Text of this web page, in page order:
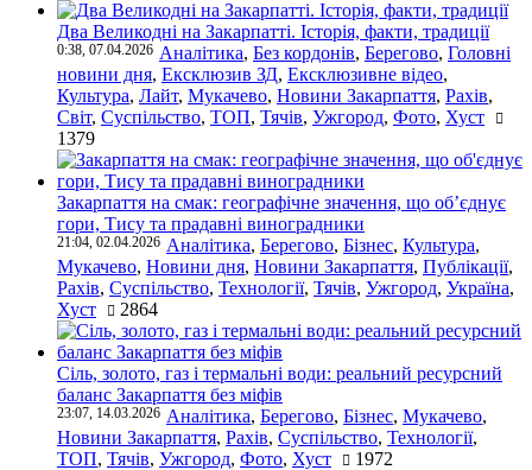
Два Великодні на Закарпатті. Історія, факти, традиції
0:38, 07.04.2026 Аналітика, Без кордонів, Берегово, Головні
новини дня, Ексклюзив ЗД, Ексклюзивне відео,
Культура, Лайт, Мукачево, Новини Закарпаття, Рахів,
Світ, Суспільство, ТОП, Тячів, Ужгород, Фото, Хуст
1379
Закарпаття на смак: географічне значення, що об’єднує
гори, Тису та прадавні виноградники
21:04, 02.04.2026 Аналітика, Берегово, Бізнес, Культура,
Мукачево, Новини дня, Новини Закарпаття, Публікації,
Рахів, Суспільство, Технології, Тячів, Ужгород, Україна,
Хуст
2864
Сіль, золото, газ і термальні води: реальний ресурсний
баланс Закарпаття без міфів
23:07, 14.03.2026 Аналітика, Берегово, Бізнес, Мукачево,
Новини Закарпаття, Рахів, Суспільство, Технології,
ТОП, Тячів, Ужгород, Фото, Хуст 1972